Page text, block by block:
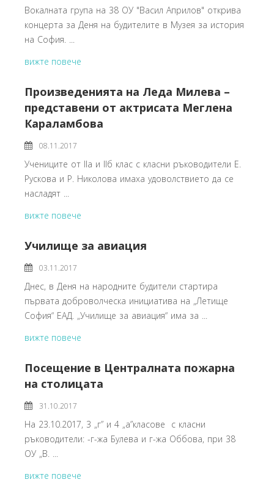
Вокалната група на 38 ОУ "Васил Априлов" открива
концерта за Деня на будителите в Музея за история
на София. ...
вижте повече
Произведенията на Леда Милева –
представени от актрисата Меглена
Караламбова
08.11.2017
Учениците от IIа и IIб клас с класни ръководители Е.
Рускова и Р. Николова имаха удоволствието да се
насладят ...
вижте повече
Училище за авиация
03.11.2017
Днес, в Деня на народните будители стартира
първата доброволческа инициатива на „Летище
София“ ЕАД. „Училище за авиация“ има за ...
вижте повече
Посещение в Централната пожарна
на столицата
31.10.2017
На 23.10.2017, 3 „г” и 4 „а”класове с класни
ръководители: -г-жа Булева и г-жа Оббова, при 38
ОУ „В. ...
вижте повече